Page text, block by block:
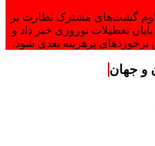
گشت‌های مشترک نظارت بر
تعطیلات نوروزی خبر داد و
برخوردهای پرهزینه بعدی شود.
و جهان